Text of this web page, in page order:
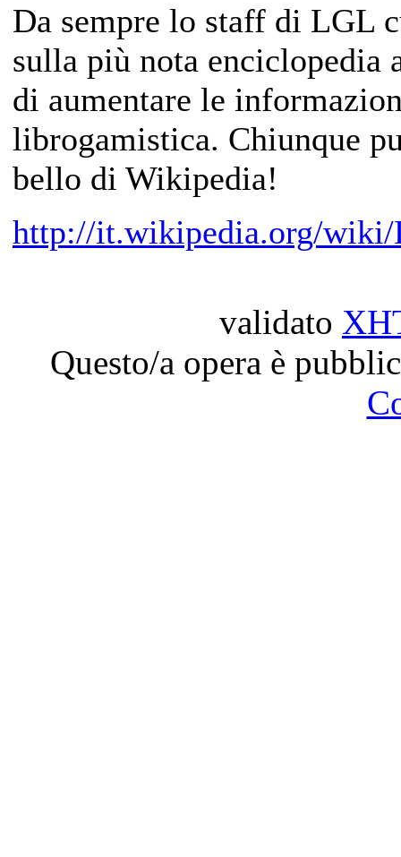
Da sempre lo staff di LGL
sulla più nota enciclopedia
di aumentare le
librogamistica. Chiunque
bello di Wikipedia!
http://it.wikipedia.org/wiki/
validato
Questo/a opera è